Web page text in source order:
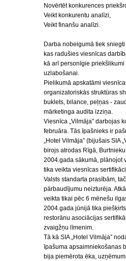
Novērtēt konkurences
Veikt konkurentu analīzi,
Veikt finanšu analīzi.
Darba nobeigumā tiek
kas radušies viesnīcas
kā arī personīgie
uzlabošanai.
Pielikumā apskatāmi
organizatoriskās struktūras
buklets, bilance, peļņas -
mārketinga audita izziņa.
Viesnīca „Vilmāja” darbojas
februāra. Tās īpašnieks ir
„Hotel Vilmāja” (bijušais SIA
birojs atrodas Rīgā,
2004.gada sākumā, plānojot
tika veikta viesnīcas
Valsts standarta prasībām,
pārbaudījumu neizturēja.
veikta tikai pēc 6 mēnešu
2004.gada jūnijā tika
restorānu asociācijas
zvaigžņu līmenim.
Tā kā SIA „Hotel Vilmāja”
īpašuma apsaimniekošanas
bija piemērota ēka,